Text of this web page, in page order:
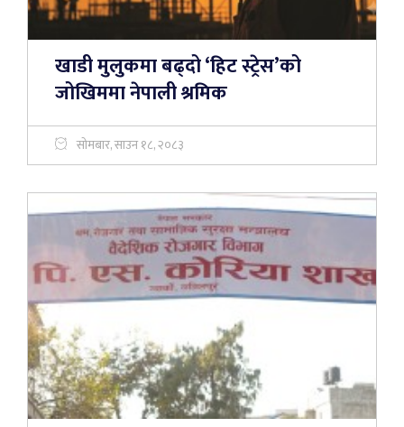
खाडी मुलुकमा बढ्दो ‘हिट स्ट्रेस’को
जोखिममा नेपाली श्रमिक
सोमबार, साउन १८, २०८३